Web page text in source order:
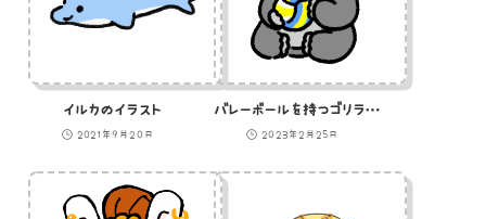
イルカのイラスト
2021年9月20日
バレーボールを持つゴリラのイラスト
2023年2月25日